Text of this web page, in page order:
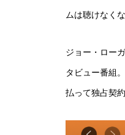
ムは聴けなく
ジョー・ロー
タビュー番組
払って独占契